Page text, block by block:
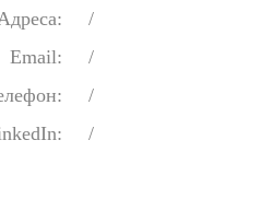
/
Email:
/
/
/